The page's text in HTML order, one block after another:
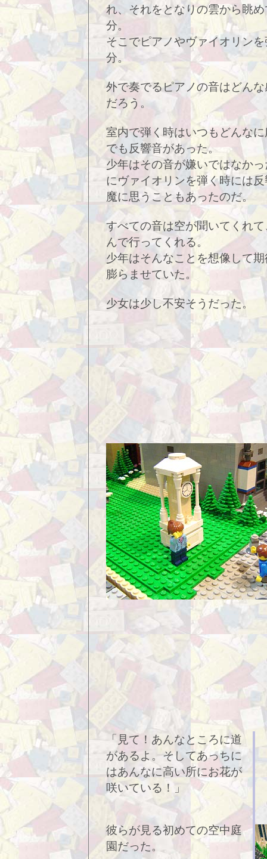
れ、それをとなりの雲から眺
分。
そこでピアノやヴァイオリン
分。
外で奏でるピアノの音はどん
だろう。
室内で弾く時はいつもどんな
でも反響音があった。
少年はその音が嫌いではなか
にヴァイオリンを弾く時には
魔に思うこともあったのだ。
すべての音は空が聞いてくれ
んで行ってくれる。
少年はそんなことを想像して
膨らませていた。
少女は少し不安そうだった。
「見て！あんなところに道
があるよ。そしてあっちに
はあんなに高い所にお花が
咲いている！」
彼らが見る初めての空中庭
園だった。